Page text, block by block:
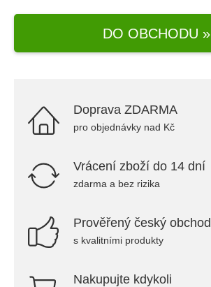
DO OBCHODU »
Doprava ZDARMA
pro objednávky nad Kč
Vrácení zboží do 14 dní
zdarma a bez rizika
Prověřený český obchod
s kvalitními produkty
Nakupujte kdykoli